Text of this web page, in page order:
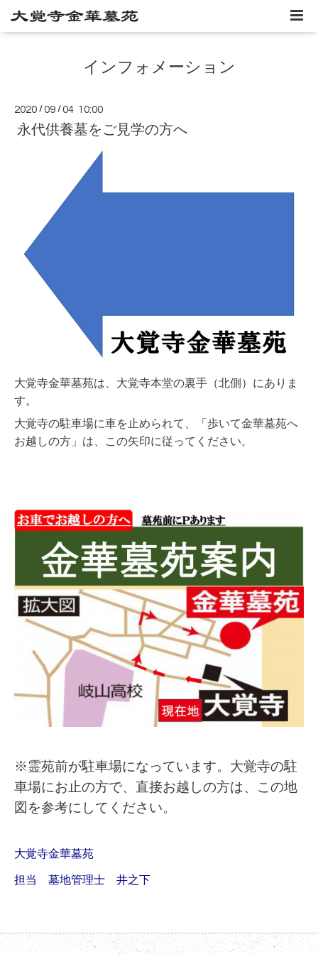
インフォメーション
2020 /09 /04 10:00
永代供養墓をご見学の方へ
大覚寺金華墓苑は、大覚寺本堂の裏手（北側）にありま
す。
大覚寺の駐車場に車を止められて、「歩いて金華墓苑へ
お越しの方」は、この矢印に従ってください。
※霊苑前が駐車場になっています。大覚寺の駐
車場にお止の方で、直接お越しの方は、この地
図を参考にしてください。
大覚寺金華墓苑
担当 墓地管理士 井之下